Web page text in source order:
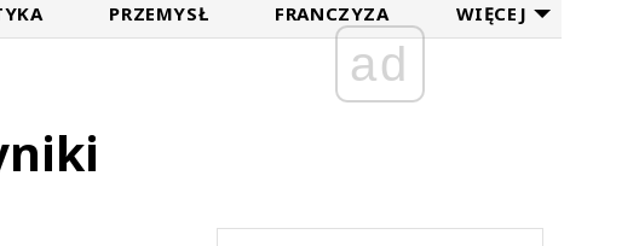
PRZEMYSŁ FRANCZYZA WIĘCEJ
ad